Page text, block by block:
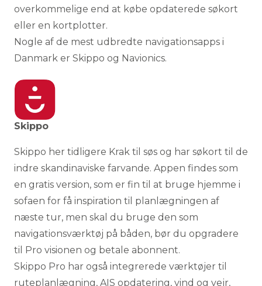
overkommelige end at købe opdaterede søkort
eller en kortplotter.
Nogle af de mest udbredte navigationsapps i
Danmark er Skippo og Navionics.
Skippo
Skippo her tidligere Krak til søs og har søkort til de
indre skandinaviske farvande. Appen findes som
en gratis version, som er fin til at bruge hjemme i
sofaen for få inspiration til planlægningen af
næste tur, men skal du bruge den som
navigationsværktøj på båden, bør du opgradere
til Pro visionen og betale abonnent.
Skippo Pro har også integrerede værktøjer til
ruteplanlægning, AIS opdatering, vind og vejr,